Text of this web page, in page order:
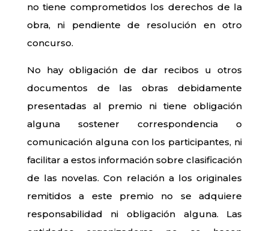
no tiene comprometidos los derechos de la
obra, ni pendiente de resolución en otro
concurso.
No hay obligación de dar recibos u otros
documentos de las obras debidamente
presentadas al premio ni tiene obligación
alguna sostener correspondencia o
comunicación alguna con los participantes, ni
facilitar a estos información sobre clasificación
de las novelas. Con relación a los originales
remitidos a este premio no se adquiere
responsabilidad ni obligación alguna. Las